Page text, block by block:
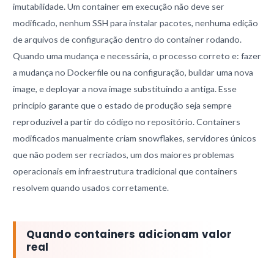
imutabilidade. Um container em execução não deve ser
modificado, nenhum SSH para instalar pacotes, nenhuma edição
de arquivos de configuração dentro do container rodando.
Quando uma mudança e necessária, o processo correto e: fazer
a mudança no Dockerfile ou na configuração, buildar uma nova
image, e deployar a nova image substituindo a antiga. Esse
princípio garante que o estado de produção seja sempre
reproduzível a partir do código no repositório. Containers
modificados manualmente criam snowflakes, servidores únicos
que não podem ser recriados, um dos maiores problemas
operacionais em infraestrutura tradicional que containers
resolvem quando usados corretamente.
Quando containers adicionam valor
real